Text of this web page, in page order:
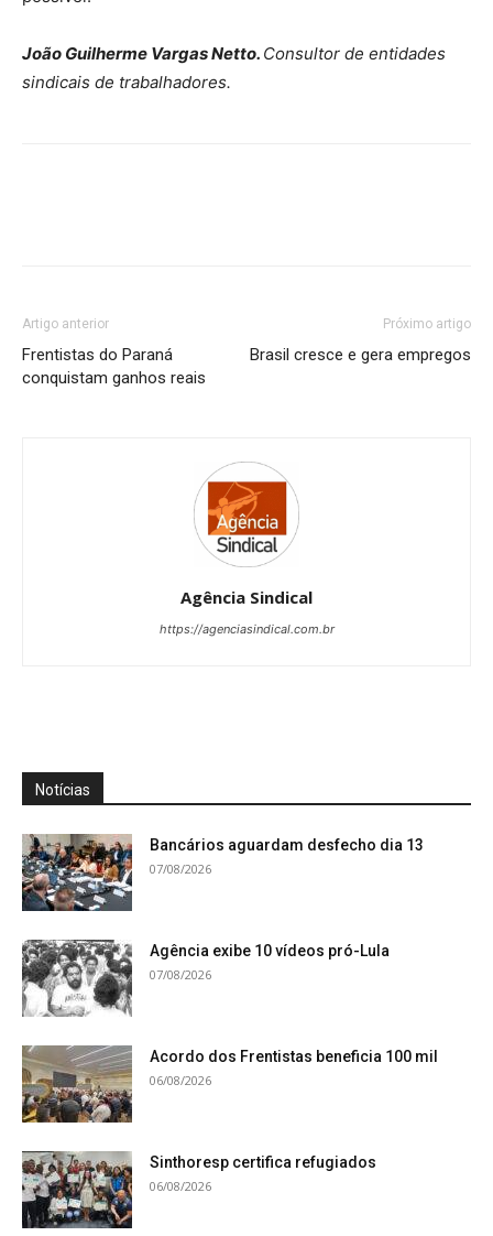
João Guilherme Vargas Netto. Consultor de entidades
sindicais de trabalhadores.
Artigo anterior
Frentistas do Paraná
conquistam ganhos reais
Próximo artigo
Brasil cresce e gera empregos
Agência Sindical
https://agenciasindical.com.br
Notícias
Bancários aguardam desfecho dia 13
07/08/2026
Agência exibe 10 vídeos pró-Lula
07/08/2026
Acordo dos Frentistas beneficia 100 mil
06/08/2026
Sinthoresp certifica refugiados
06/08/2026